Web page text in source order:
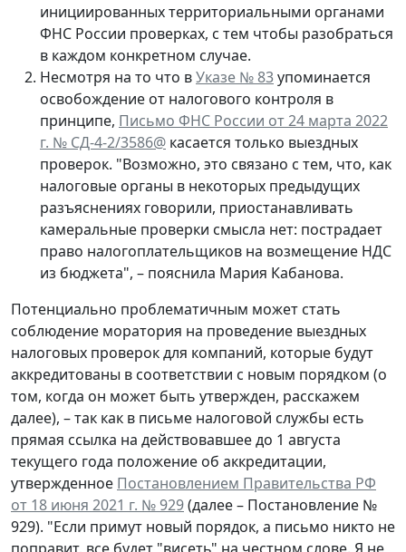
инициированных территориальными органами
ФНС России проверках, с тем чтобы разобраться
в каждом конкретном случае.
Несмотря на то что вУказе № 83упоминается
освобождение от налогового контроля в
принципе, Письмо ФНС России от 24 марта 2022
г. № СД-4-2/3586@ касается только выездных
проверок. "Возможно, это связано с тем, что, как
налоговые органы в некоторых предыдущих
разъяснениях говорили, приостанавливать
камеральные проверки смысла нет: пострадает
право налогоплательщиков на возмещение НДС
из бюджета", – пояснила Мария Кабанова.
Потенциально проблематичным может стать
соблюдение моратория на проведение выездных
налоговых проверок для компаний, которые будут
аккредитованы в соответствии с новым порядком (о
том, когда он может быть утвержден, расскажем
далее), – так как в письме налоговой службы есть
прямая ссылка на действовавшее до 1 августа
текущего года положение об аккредитации,
утвержденное Постановлением Правительства РФ
от 18 июня 2021 г. № 929(далее – Постановление №
929). "Если примут новый порядок, а письмо никто не